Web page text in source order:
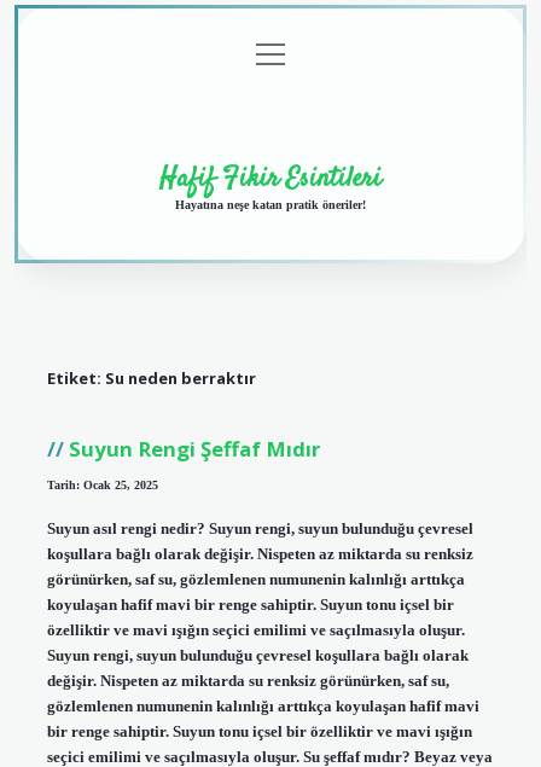
menüyü
aç
Hafif Fikir Esintileri
Hayatına neşe katan pratik öneriler!
Etiket: Su neden berraktır
Suyun Rengi Şeffaf Mıdır
Tarih: Ocak 25, 2025
Suyun asıl rengi nedir? Suyun rengi, suyun bulunduğu çevresel
koşullara bağlı olarak değişir. Nispeten az miktarda su renksiz
görünürken, saf su, gözlemlenen numunenin kalınlığı arttıkça
koyulaşan hafif mavi bir renge sahiptir. Suyun tonu içsel bir
özelliktir ve mavi ışığın seçici emilimi ve saçılmasıyla oluşur.
Suyun rengi, suyun bulunduğu çevresel koşullara bağlı olarak
değişir. Nispeten az miktarda su renksiz görünürken, saf su,
gözlemlenen numunenin kalınlığı arttıkça koyulaşan hafif mavi
bir renge sahiptir. Suyun tonu içsel bir özelliktir ve mavi ışığın
seçici emilimi ve saçılmasıyla oluşur. Su şeffaf mıdır? Beyaz veya